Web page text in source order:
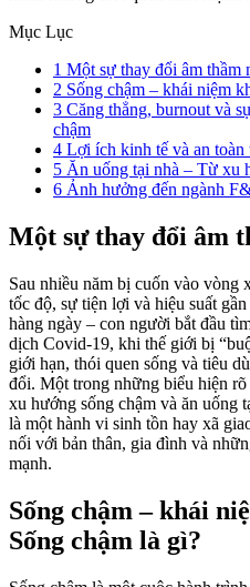
Mục Lục
1 Một sự thay đổi âm thầm
2 Sống chậm – khái niệm
3 Căng thẳng, burnout và
chậm
4 Lợi ích kinh tế và an toàn
5 Ăn uống tại nhà – Từ xu
6 Ảnh hưởng đến ngành
Một sự thay đổi âm
Sau nhiều năm bị cuốn vào vòng
tốc độ, sự tiện lợi và hiệu suất
hàng ngày – con người bắt đầu
dịch Covid-19, khi thế giới bị
giới hạn, thói quen sống và tiêu
đổi. Một trong những biểu hiện
xu hướng sống chậm và ăn uống
là một hành vi sinh tồn hay xã
nối với bản thân, gia đình và
mạnh.
Sống chậm – khái
Sống chậm là gì?